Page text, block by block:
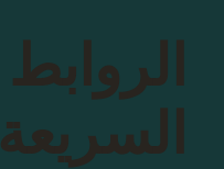
الروابط
السريعة